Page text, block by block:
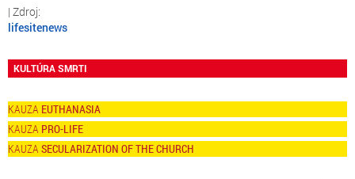
lifesitenews
KULTÚRA SMRTI
EUTHANASIA
PRO-LIFE
SECULARIZATION OF THE CHURCH